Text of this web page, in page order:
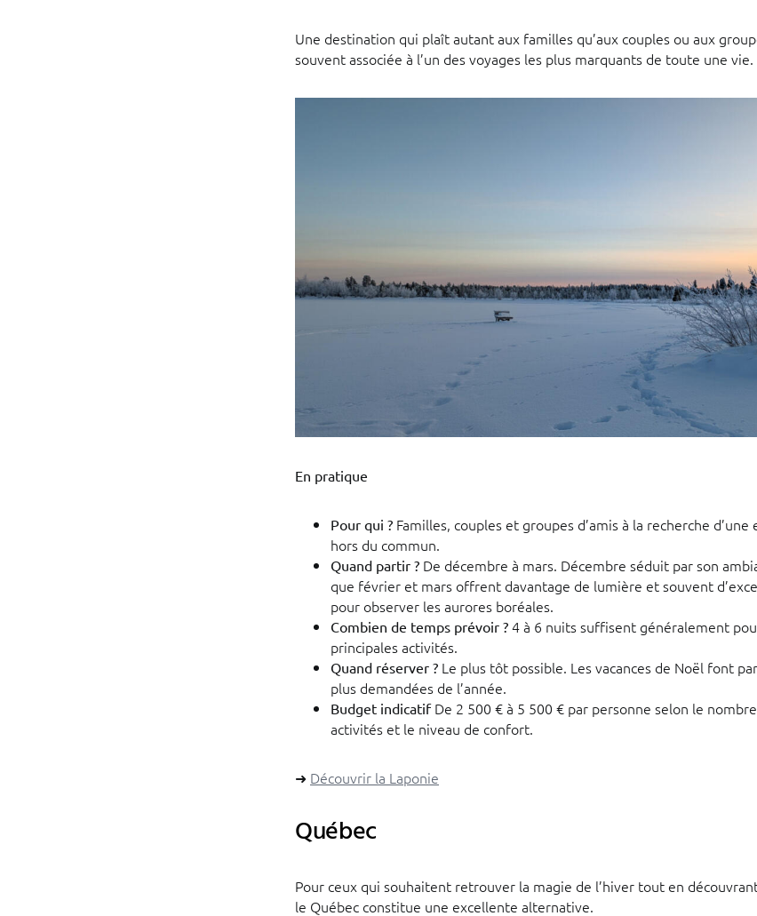
Une destination qui plaît autant aux familles qu’aux couples ou aux
souvent associée à l’un des voyages les plus marquants de toute une vie.
En pratique
Pour qui ? Familles, couples et groupes d’amis à la recherche
hors du commun.
Quand partir ? De décembre à mars. Décembre séduit par son
que février et mars offrent davantage de lumière et souvent
pour observer les aurores boréales.
Combien de temps prévoir ? 4 à 6 nuits suffisent généralement
principales activités.
Quand réserver ? Le plus tôt possible. Les vacances de Noël font
plus demandées de l’année.
Budget indicatifDe 2 500 € à 5 500 € par personne selon le
activités et le niveau de confort.
➜ Découvrir la Laponie
Québec
Pour ceux qui souhaitent retrouver la magie de l’hiver tout en
le Québec constitue une excellente alternative.